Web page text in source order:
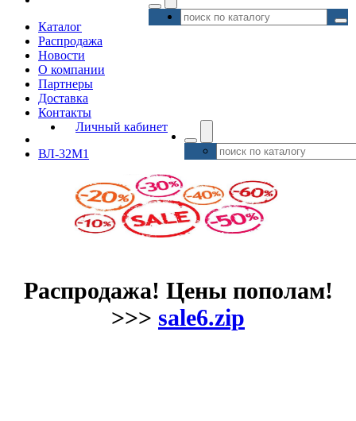
Каталог
Распродажа
Новости
О компании
Партнеры
Доставка
Контакты
Личный кабинет
ВЛ-32М1
Распродажа! Цены пополам!
>>> sale6.zip